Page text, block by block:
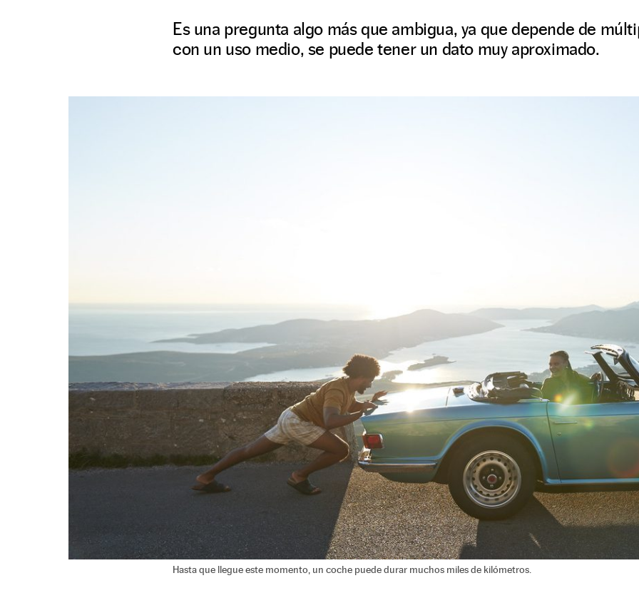
Es una pregunta algo más que ambigua, ya que depende de
con un uso medio, se puede tener un dato muy aproximado.
Hasta que llegue este momento, un coche puede durar muchos miles de kilómetros.